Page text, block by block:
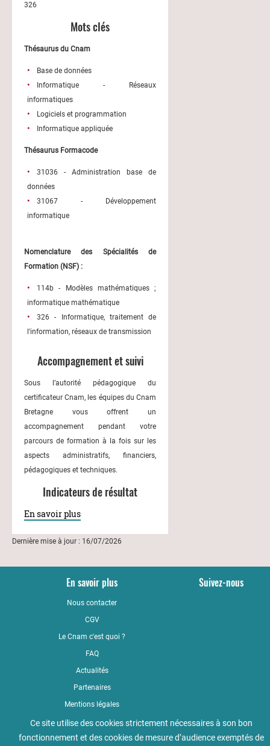
326
Mots clés
Thésaurus du Cnam
Base de données
Informatique - Réseaux
informatiques
Logiciels et programmation
Informatique appliquée
Thésaurus Formacode
31036 - Administration base de
données
31067 - Développement
informatique
Nomenclature des Spécialités de
Formation (NSF) :
114b - Modèles mathématiques ;
informatique mathématique
326 - Informatique, traitement de
l'information, réseaux de transmission
Accompagnement et suivi
Sous l’autorité pédagogique du
certificateur Cnam, les équipes du Cnam
Bretagne vous offrent un
accompagnement pendant votre
parcours de formation à la fois sur les
aspects administratifs, financiers,
pédagogiques et techniques.
Indicateurs de résultat
En savoir plus
Dernière mise à jour : 16/07/2026
En savoir plus
Nous contacter
CGV
Le Cnam c'est quoi ?
FAQ
Actualités
Partenaires
Mentions légales
Qualité
Règlement intérieur
Suivez-nous
Ce site utilise des cookies strictement nécessaires à son bon
fonctionnement et des cookies de mesure d’audience exemptés de